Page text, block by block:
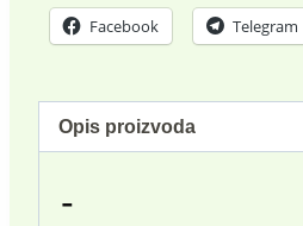
Facebook Telegram
Opis proizvoda
-